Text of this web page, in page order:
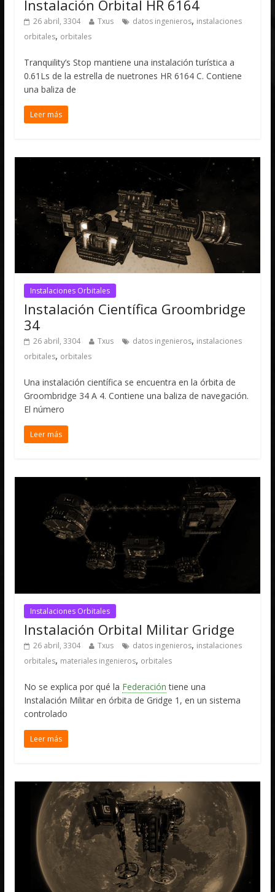
Instalación Orbital HR 6164
26 abril, 3304 Txus datos ingenieros, instalaciones
orbitales, orbitales
Tranquility’s Stop mantiene una instalación turística a
0.61Ls de la estrella de nuetrones HR 6164 C. Contiene
una baliza de
Leer más
Instalaciones Orbitales
Instalación Científica Groombridge
34
26 abril, 3304 Txus datos ingenieros, instalaciones
orbitales, orbitales
Una instalación científica se encuentra en la órbita de
Groombridge 34 A 4. Contiene una baliza de navegación.
El número
Leer más
Instalaciones Orbitales
Instalación Orbital Militar Gridge
26 abril, 3304 Txus datos ingenieros, instalaciones
orbitales, materiales ingenieros, orbitales
No se explica por qué la Federación tiene una
Instalación Militar en órbita de Gridge 1, en un sistema
controlado
Leer más